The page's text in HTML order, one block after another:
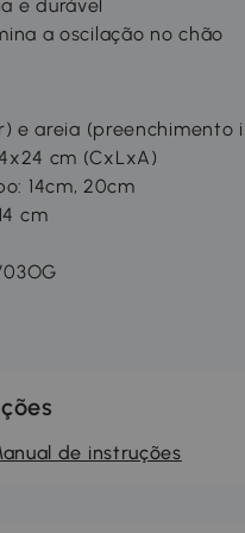
e durável
a oscilação no chão
e areia (preenchimento
cm (CxLxA)
14cm, 20cm
cm
de instruções